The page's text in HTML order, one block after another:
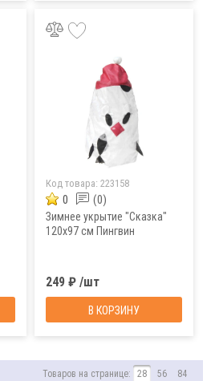
Код товара: 223158
0 (0)
Зимнее укрытие "Сказка"
120х97 см Пингвин
249 ₽ /шт
В КОРЗИНУ
Товаров на странице: 28 56 84